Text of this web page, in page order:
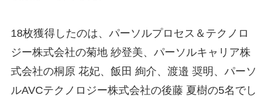
18枚獲得したのは、パーソルプロセス＆テクノロ
ジー株式会社の菊地 紗登美、パーソルキャリア株
式会社の桐原 花妃、飯田 絢介、渡邉 奨明、パーソ
ルAVCテクノロジー株式会社の後藤 夏樹の5名でし